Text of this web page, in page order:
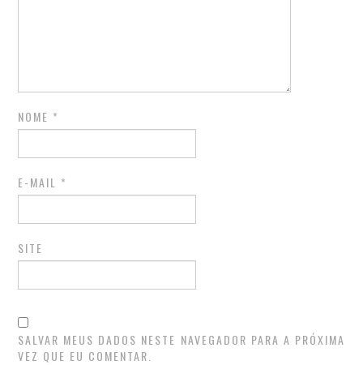
NOME *
E-MAIL *
SITE
SALVAR MEUS DADOS NESTE NAVEGADOR PARA A PRÓXIMA
VEZ QUE EU COMENTAR.